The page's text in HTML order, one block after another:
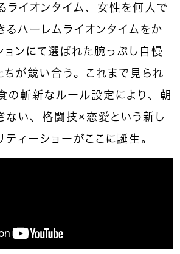
ライオンタイム、女性を何人で
るハーレムライオンタイムをか
ョンにて選ばれた腕っぷし自慢
が競い合う。これまで見られ
の斬新なルール設定により、朝
ない、格闘技×恋愛という新し
ィーショーがここに誕生。